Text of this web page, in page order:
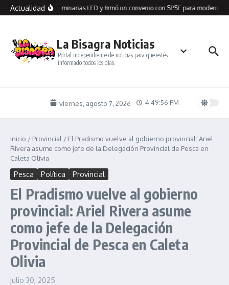
Saltar al contenido
Actualidad
Seco recibió 100 luminarias LED y firmó un convenio con SPSE para
La Bisagra Noticias
Portal independiente de noticias para que estés
informado todos los días.
viernes, agosto 7, 2026 4:49:56 PM
Inicio / Provincial / El Pradismo vuelve al gobierno provincial: Ariel
Rivera asume como jefe de la Delegación Provincial de Pesca en
Caleta Olivia
Pesca Política Provincial
El Pradismo vuelve al gobierno
provincial: Ariel Rivera asume
como jefe de la Delegación
Provincial de Pesca en Caleta
Olivia
julio 30, 2025